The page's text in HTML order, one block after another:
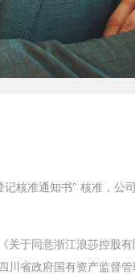
核准通知书" 核准，公
关于同意浙江浪莎控股有
川省政府国有资产监督